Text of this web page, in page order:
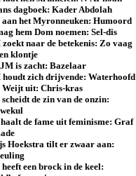
dagboek: Kader Abdolah
aan het Myronneuken: Humoord
hem Dom noemen: Sel-dis
zoekt naar de betekenis: Zo vaag
klontje
is zacht: Bazelaar
houdt zich drijvende: Waterhoofd
Weijt uit: Chris-kras
de zin van de onzin:
de fame uit feminisme: Graf
Hoekstra tilt er zwaar aan:
een brock in de keel: